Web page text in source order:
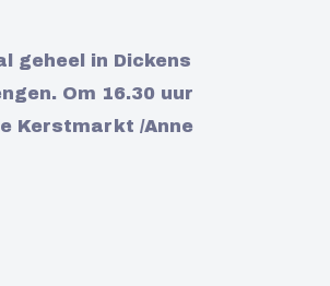
geheel in Dickens
Om 16.30 uur
Kerstmarkt /Anne